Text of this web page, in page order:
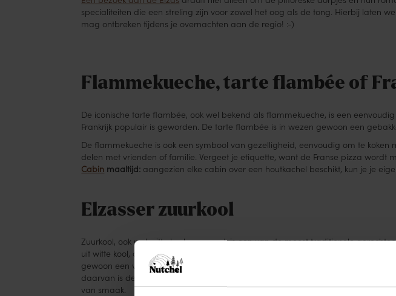
specialiteiten die een streling zijn voor zowel het oog als de tong. Hierbij laten
mag ontbreken tijdens je overnachten aan de regio! :-)
Flammekueche, tarte flambée of
De iconische tarte flambée, ook wel bekend als flammekueche, is een
Frankrijk populair is geworden. De tarte flambée is in wezen gewoon een
De flammekueche is ook een symbool van gezelligheid, eenvoudig om te
delen met vrienden of familie. Vergeet je etiquette, want de Franse pizza wordt
Cabin maaltijd: aangezien elke cabin over een houtkachel beschikt, kun je je
Elzasser zuurkool
Zuurkool, ook wel witte kool genoemd, is een van de meest traditionele
uit witte kool, aardappelen en een paar varkensvleesopties zoals gerookt spek,
gewoon een van de vele traditionele Elzasser restaurants binnen en krijg je
daarvan is de Beierse stijl, die je misschien wel kent. Maar de traditionele
van smaak.